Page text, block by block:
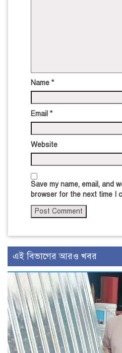
Name *
Email *
Website
Save my name, email, and
browser for the next time I
এই বিভাগের আরও খবর